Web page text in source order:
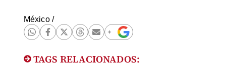
México/
TAGS RELACIONADOS: